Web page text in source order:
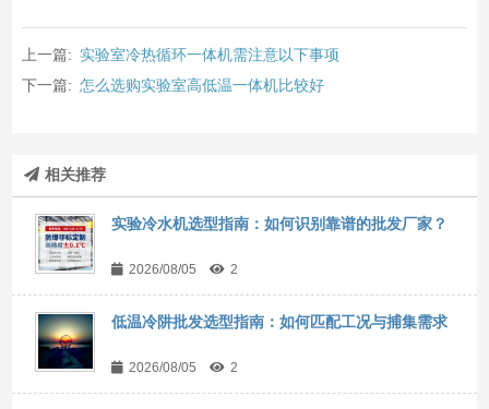
上一篇: 实验室冷热循环一体机需注意以下事项
下一篇: 怎么选购实验室高低温一体机比较好
相关推荐
实验冷水机选型指南：如何识别靠谱的批发厂家？
2026/08/05 2
低温冷阱批发选型指南：如何匹配工况与捕集需求
2026/08/05 2